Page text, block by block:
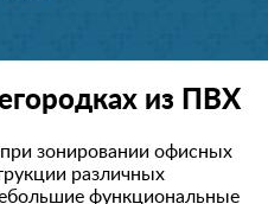
из ПВХ
зонировании офисных
различных
функциональные